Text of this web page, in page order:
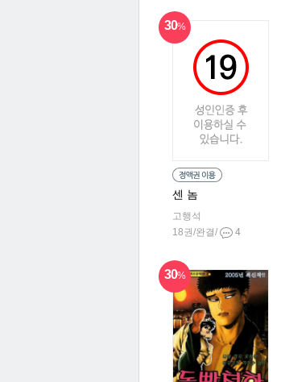
30%
센 놈
고행석
18권/완결/
4
30%